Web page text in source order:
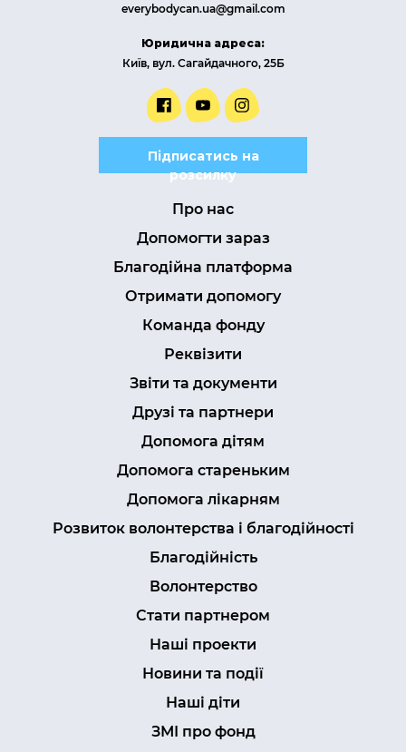
everybodycan.ua@gmail.com
Юридична адреса:
Київ, вул. Сагайдачного, 25Б
Підписатись на
розсилку
Про нас
Допомогти зараз
Благодійна платформа
Отримати допомогу
Команда фонду
Реквізити
Звіти та документи
Друзі та партнери
Допомога дітям
Допомога стареньким
Допомога лікарням
Розвиток волонтерства і благодійності
Благодійність
Волонтерство
Стати партнером
Наші проекти
Новини та події
Наші діти
ЗМІ про фонд